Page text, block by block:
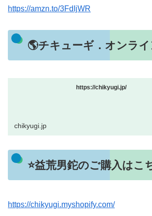
https://amzn.to/3FdIjWR
🌎チキューギ．オンラ
https://chikyugi.jp/
chikyugi.jp
⭐益荒男鉈のご購入はこ
https://chikyugi.myshopify.com/